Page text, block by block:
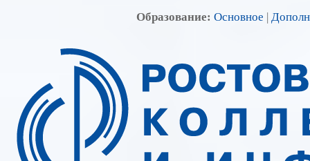
Образование: Основное |